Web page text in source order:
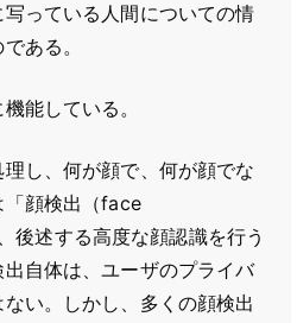
っている人間についての情
ある。
能している。
し、何が顔で、何が顔でな
「顔検出（face
述する高度な顔認識を行う
自体は、ユーザのプライバ
い。しかし、多くの顔検出